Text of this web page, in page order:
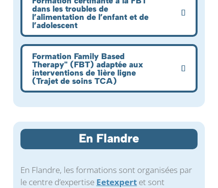
dans les troubles de
l’alimentation de l’enfant et de
l’adolescent
Formation Family Based
Therapy" (FBT) adaptée aux
interventions de 1ière ligne
(Trajet de soins TCA)
En Flandre
En Flandre, les formations sont organisées par
le centre d’expertise Eetexpert et sont